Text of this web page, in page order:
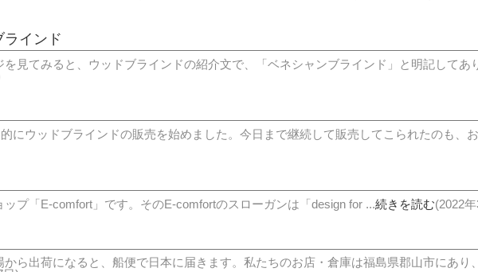
ラインド
見てみると、ウッドブラインドの紹介文で、「ベネシャンブラインド」と明記してあ
にウッドブラインドの販売を始めました。今日まで継続して販売してこられたのも、
プ「E-comfort」です。そのE-comfortのスローガンは「design for ...続きを読む(2022
ら出荷になると、船便で日本に届きます。私たちのお店・倉庫は福島県郡山市にあり